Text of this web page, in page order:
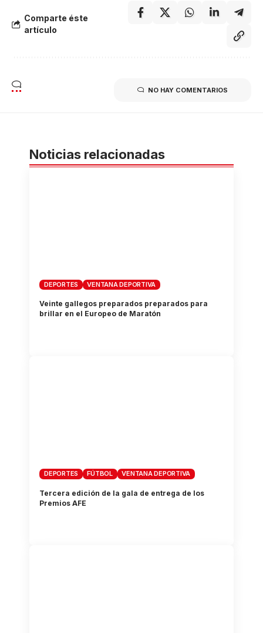
Comparte éste
artículo
NO HAY COMENTARIOS
Noticias relacionadas
DEPORTES VENTANA DEPORTIVA
Veinte gallegos preparados preparados para
brillar en el Europeo de Maratón
DEPORTES FÚTBOL VENTANA DEPORTIVA
Tercera edición de la gala de entrega de los
Premios AFE